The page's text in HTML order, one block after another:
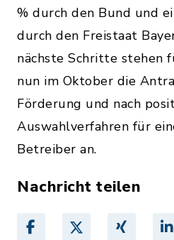
% durch den Bund und
durch den Freistaat
nächste Schritte stehen
nun im Oktober die
Förderung und nach
Auswahlverfahren für
Betreiber an.
Nachricht teilen